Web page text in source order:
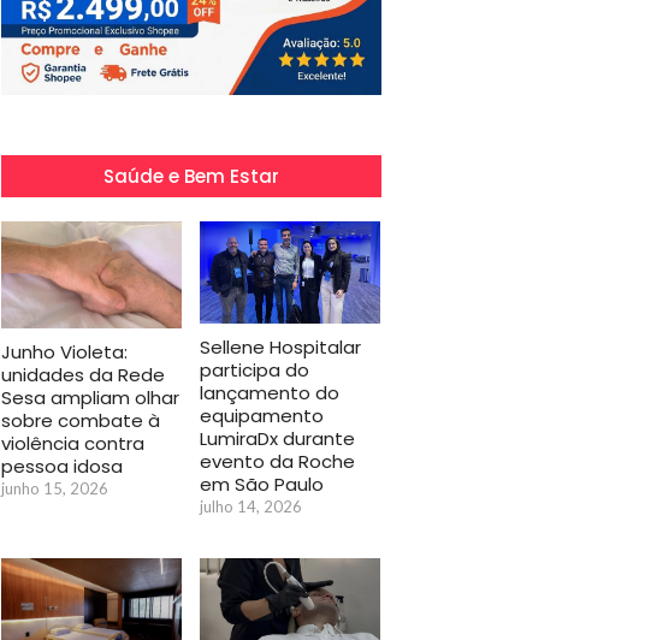
Saúde e Bem Estar
Junho Violeta:
unidades da Rede
Sesa ampliam olhar
sobre combate à
violência contra
pessoa idosa
junho 15, 2026
Sellene Hospitalar
participa do
lançamento do
equipamento
LumiraDx durante
evento da Roche
em São Paulo
julho 14, 2026